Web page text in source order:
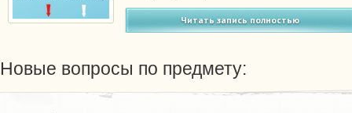
Читать запись полностью
Новые вопросы по предмету: